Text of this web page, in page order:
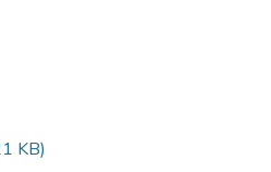
KB)